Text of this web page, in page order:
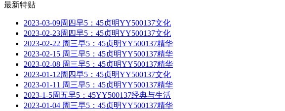
最新特贴
2023-03-09周四早5：45贞明YY500137文化
2023-02-23周四早5：45贞明YY500137文化
2023-02-22 周三早5：45贞明YY500137精华
2023-02-15 周三早5：45贞明YY500137精华
2023-02-08 周三早5：45贞明YY500137精华
2023-01-12周四早5：45贞明YY500137文化
2023-01-11 周三早5：45贞明YY500137精华
2023-1-5周五早5：45YY500137经典与生活
2023-01-04 周三早5：45贞明YY500137精华